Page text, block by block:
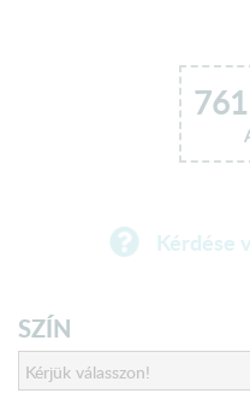
Kérdése
SZÍN